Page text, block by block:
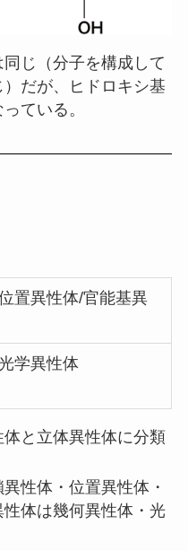
じ（分子を構成して
だが、ヒドロキシ基
ている。
置異性体/官能基異
学異性体
と立体異性体に分類
性体・位置異性体・
体は幾何異性体・光